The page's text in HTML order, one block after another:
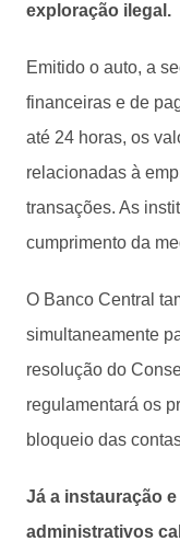
exploração ilegal.
Emitido o auto, a
financeiras e de
até 24 horas, os
relacionadas à
transações. As
cumprimento da
O Banco Central
simultaneamente
resolução do
regulamentará os
bloqueio das
Já a instauração
administrativos